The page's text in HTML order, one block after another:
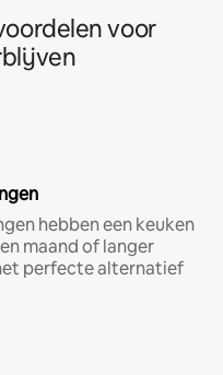
voor
hebben een keuken
maand of langer
perfecte alternatief